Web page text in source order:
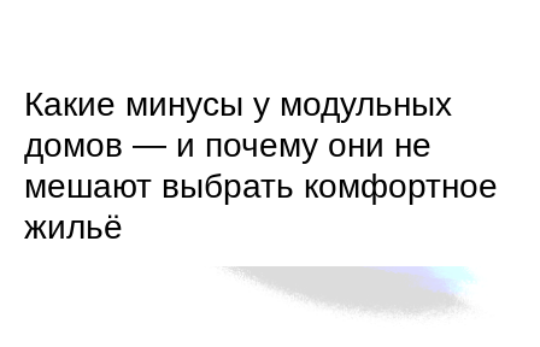
Какие минусы у модульных
домов — и почему они не
мешают выбрать комфортное
жильё